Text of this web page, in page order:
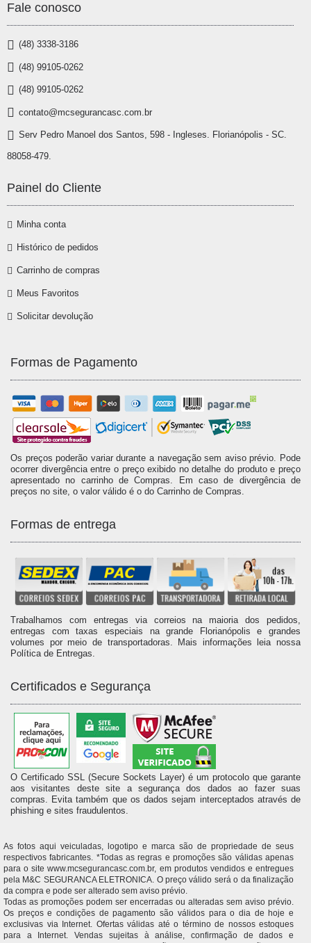
Fale conosco
(48) 3338-3186
(48) 99105-0262
(48) 99105-0262
contato@mcsegurancasc.com.br
Serv Pedro Manoel dos Santos, 598 - Ingleses. Florianópolis - SC.
88058-479.
Painel do Cliente
Minha conta
Histórico de pedidos
Carrinho de compras
Meus Favoritos
Solicitar devolução
Formas de Pagamento
Os preços poderão variar durante a navegação sem aviso prévio. Pode
ocorrer divergência entre o preço exibido no detalhe do produto e preço
apresentado no carrinho de Compras. Em caso de divergência de
preços no site, o valor válido é o do Carrinho de Compras.
Formas de entrega
Trabalhamos com entregas via correios na maioria dos pedidos,
entregas com taxas especiais na grande Florianópolis e grandes
volumes por meio de transportadoras. Mais informações leia nossa
Política de Entregas.
Certificados e Segurança
O Certificado SSL (Secure Sockets Layer) é um protocolo que garante
aos visitantes deste site a segurança dos dados ao fazer suas
compras. Evita também que os dados sejam interceptados através de
phishing e sites fraudulentos.
As fotos aqui veiculadas, logotipo e marca são de propriedade de seus
respectivos fabricantes. *Todas as regras e promoções são válidas apenas
para o site www.mcsegurancasc.com.br, em produtos vendidos e entregues
pela M&C SEGURANCA ELETRONICA. O preço válido será o da finalização
da compra e pode ser alterado sem aviso prévio.
Todas as promoções podem ser encerradas ou alteradas sem aviso prévio.
Os preços e condições de pagamento são válidos para o dia de hoje e
exclusivas via Internet. Ofertas válidas até o término de nossos estoques
para a Internet. Vendas sujeitas à análise, confirmação de dados e